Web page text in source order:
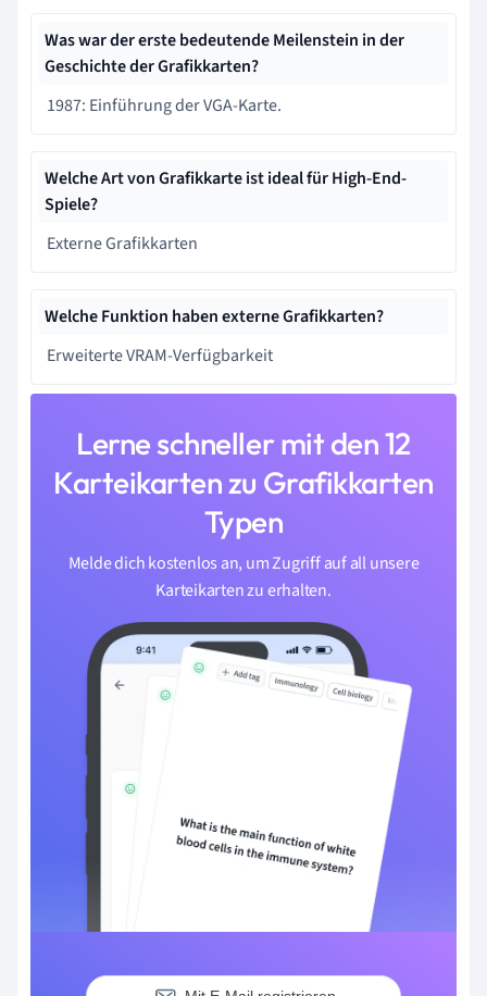
Was war der erste bedeutende Meilenstein in der
Geschichte der Grafikkarten?
1987: Einführung der VGA-Karte.
Welche Art von Grafikkarte ist ideal für High-End-
Spiele?
Externe Grafikkarten
Welche Funktion haben externe Grafikkarten?
Erweiterte VRAM-Verfügbarkeit
Lerne schneller mit den 12
Karteikarten zu Grafikkarten
Typen
Melde dich kostenlos an, um Zugriff auf all unsere
Karteikarten zu erhalten.